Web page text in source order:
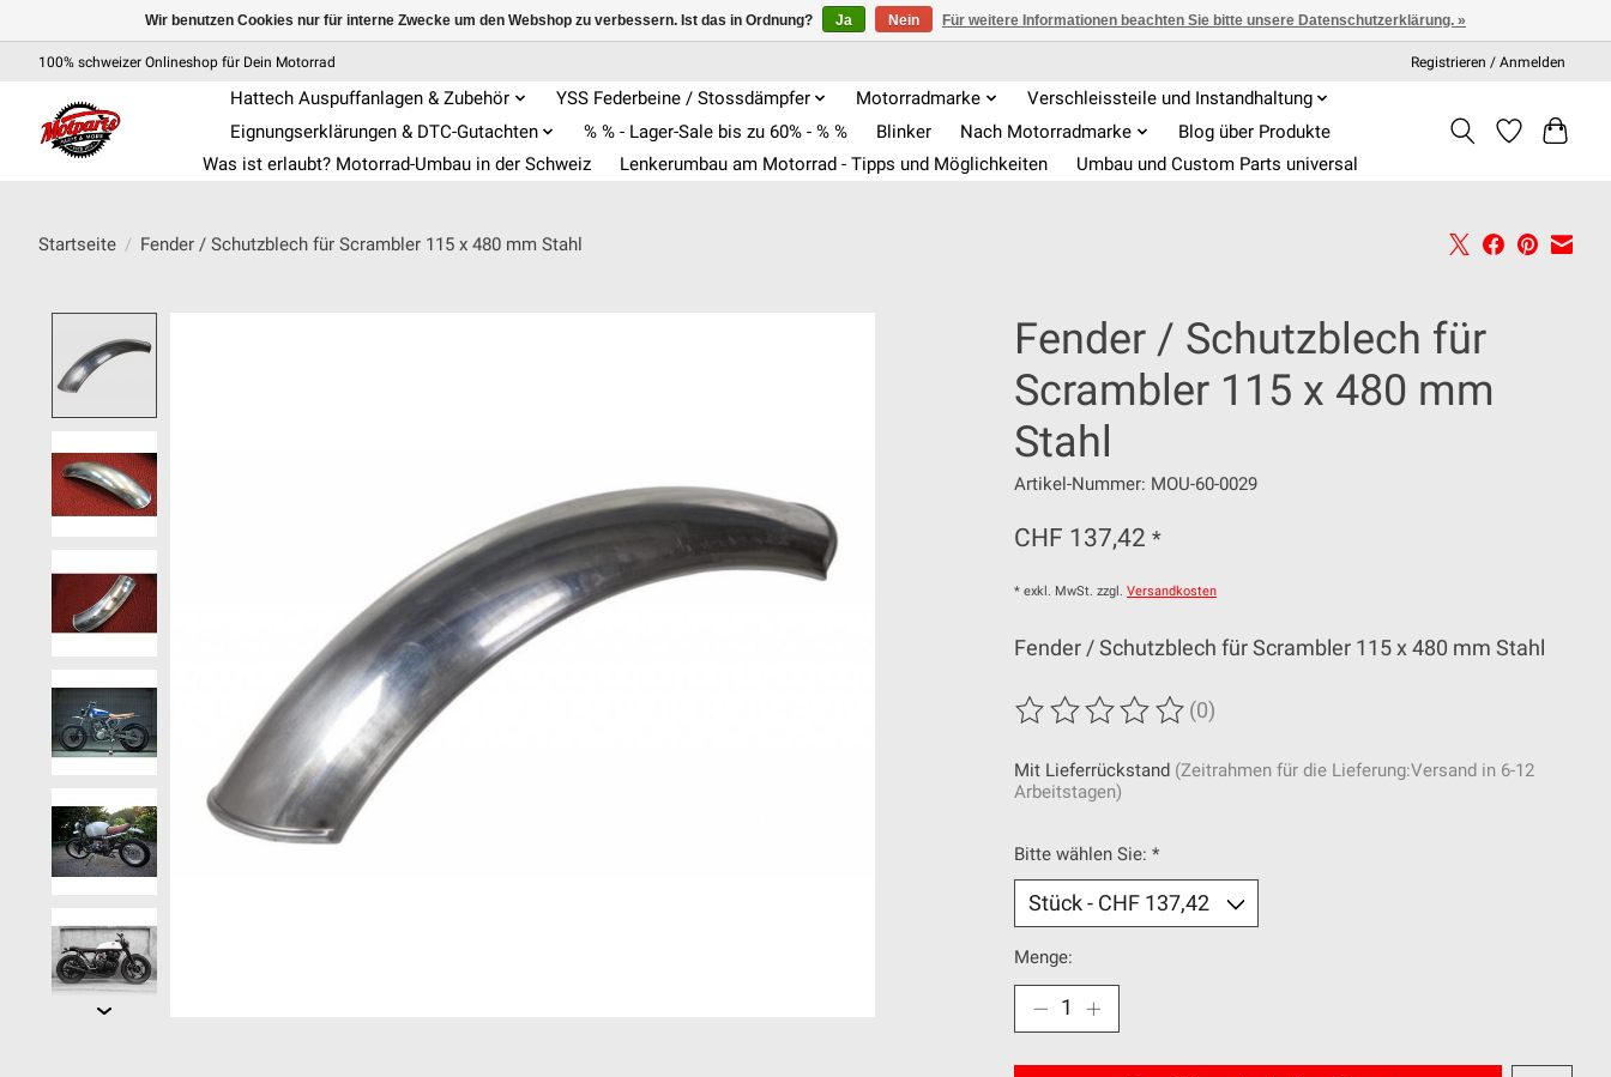
100% schweizer Onlineshop für Dein Motorrad Registrieren / Anmelden
Hattech Auspuffanlagen & Zubehör YSS Federbeine / Stossdämpfer Motorradmarke
Verschleissteile und Instandhaltung
Eignungserklärungen & DTC-Gutachten
% % - Lager-Sale bis zu 60% - % % Blinker Nach Motorradmarke
Blog über Produkte
Was ist erlaubt? Motorrad-Umbau in der Schweiz
Lenkerumbau am Motorrad - Tipps und Möglichkeiten Umbau und Custom Parts universal
Startseite / Fender / Schutzblech für Scrambler 115 x 480 mm Stahl
Fender / Schutzblech für
Scrambler 115 x 480 mm
Stahl
Artikel-Nummer: MOU-60-0029
CHF 137,42 *
* exkl. MwSt. zzgl. Versandkosten
Fender / Schutzblech für Scrambler 115 x 480 mm Stahl
Die Bewertung dieses Produkts ist
(0)
Mit Lieferrückstand (Zeitrahmen für die Lieferung:Versand in 6-12
Arbeitstagen)
Bitte wählen Sie: *
Menge:
Wir benutzen Cookies nur für interne Zwecke um den Webshop zu verbessern. Ist das in Ordnung? Ja Nein Für weitere Informationen beachten Sie bitte unsere Datenschutzerklärung. »